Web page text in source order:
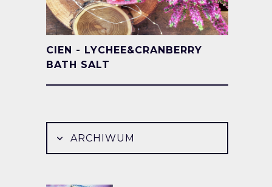
CIEN - LYCHEE&CRANBERRY
BATH SALT
ARCHIWUM